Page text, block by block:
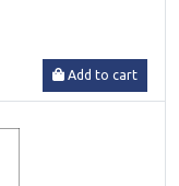
Add to cart